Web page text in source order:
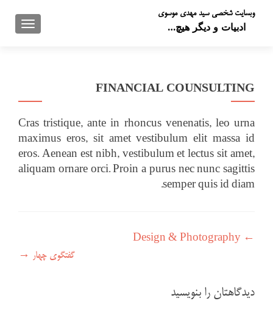
وبسایت شخصی سید مهدی موسوی
ادبیات و دیگر هیچ…
FINANCIAL COUNSULTING
Cras tristique, ante in rhoncus venenatis, leo urna
maximus eros, sit amet vestibulum elit massa id
eros. Aenean est nibh, vestibulum et lectus sit amet,
aliquam ornare orci. Proin a purus nec nunc sagittis
semper quis id diam.
راهبری نوشته
←
گفتگوی چهار →
دیدگاهتان را بنویسید